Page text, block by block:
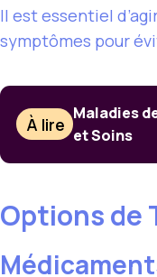
Il est essentiel
symptômes pour
À lire
Maladies
et Soins
Options de